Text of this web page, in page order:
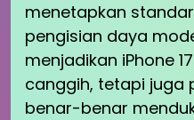
menetapkan
pengisian daya
menjadikan iPhone
canggih, tetapi juga
benar-benar